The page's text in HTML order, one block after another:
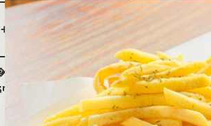
+1,000�~/30��
�������^�����͕ʓr������܂��B